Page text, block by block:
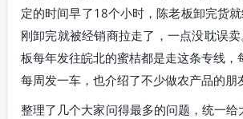
定的时间早了18个小时，陈老板卸完货就
刚卸完就被经销商拉走了，一点没耽误
板每年发往皖北的蜜桔都是走这条专线
每周发一车，也介绍了不少做农产品的朋
整理了几个大家问得最多的问题，统一给